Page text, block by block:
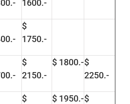
1600.-
$
1750.-
$
2150.-
$ 1800.-$
2250.-
$
$ 1950.-$